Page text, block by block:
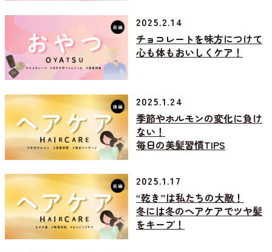
2025.2.14
チョコレートを味方につけて
心も体もおいしくケア！
2025.1.24
季節やホルモンの変化に負け
ない！
毎日の美髪習慣TIPS
2025.1.17
“乾き”は私たちの大敵！
冬には冬のヘアケアでツヤ髪
をキープ！